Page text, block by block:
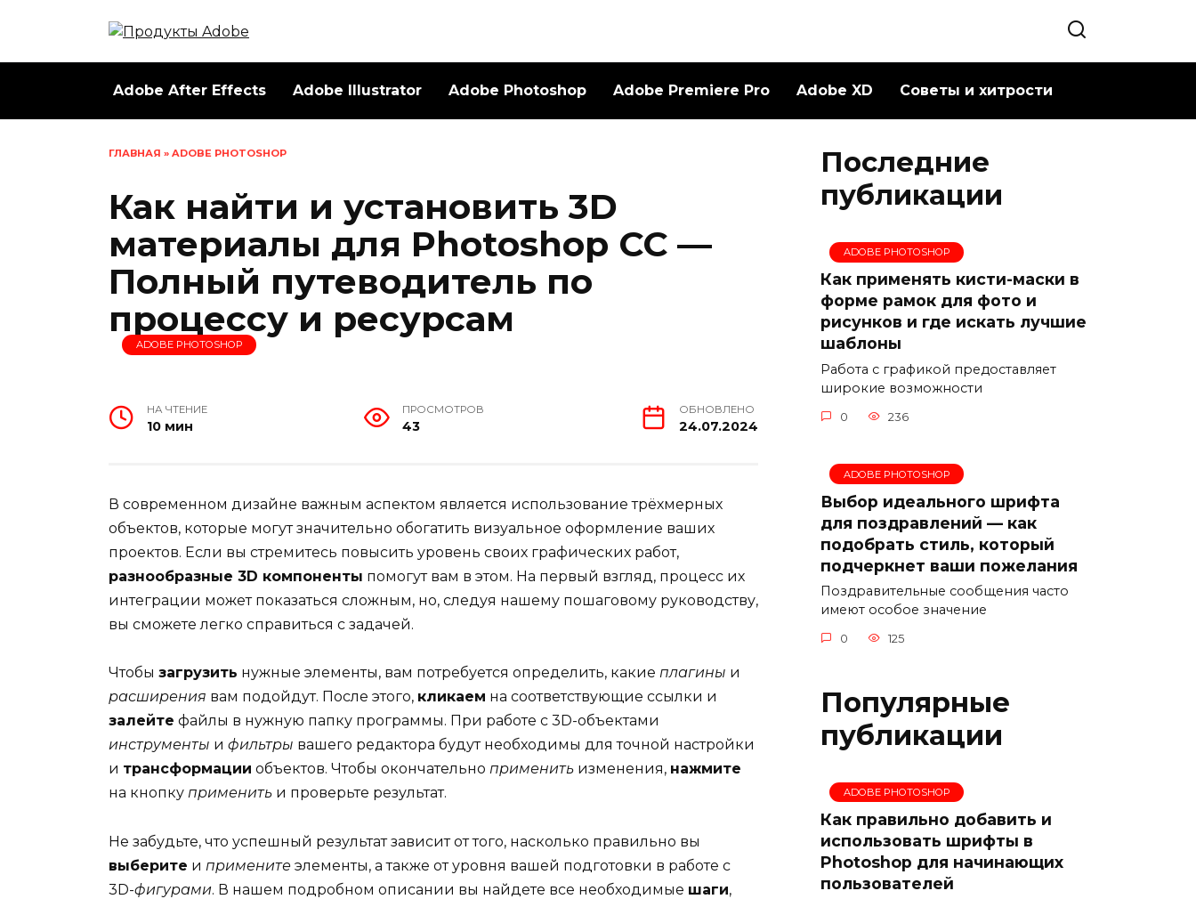
Adobe After Effects Adobe Illustrator Adobe Photoshop Adobe Premiere Pro Adobe XD Советы и хитрости
ГЛАВНАЯ » ADOBE PHOTOSHOP
Как найти и установить 3D
материалы для Photoshop CC —
Полный путеводитель по
процессу и ресурсам
ADOBE PHOTOSHOP
НА ЧТЕНИЕ
10 мин
ПРОСМОТРОВ
43
ОБНОВЛЕНО
24.07.2024
В современном дизайне важным аспектом является использование трёхмерных
объектов, которые могут значительно обогатить визуальное оформление ваших
проектов. Если вы стремитесь повысить уровень своих графических работ,
разнообразные 3D компоненты помогут вам в этом. На первый взгляд, процесс их
интеграции может показаться сложным, но, следуя нашему пошаговому руководству,
вы сможете легко справиться с задачей.
Чтобы загрузить нужные элементы, вам потребуется определить, какие плагины и
расширения вам подойдут. После этого, кликаем на соответствующие ссылки и
залейте файлы в нужную папку программы. При работе с 3D-объектами
инструменты и фильтры вашего редактора будут необходимы для точной настройки
и трансформации объектов. Чтобы окончательно применить изменения, нажмите
на кнопку применить и проверьте результат.
Не забудьте, что успешный результат зависит от того, насколько правильно вы
выберите и примените элементы, а также от уровня вашей подготовки в работе с
3D-фигурами. В нашем подробном описании вы найдете все необходимые шаги,
Последние
публикации
ADOBE PHOTOSHOP
Как применять кисти-маски в
форме рамок для фото и
рисунков и где искать лучшие
шаблоны
Работа с графикой предоставляет
широкие возможности
0 236
ADOBE PHOTOSHOP
Выбор идеального шрифта
для поздравлений — как
подобрать стиль, который
подчеркнет ваши пожелания
Поздравительные сообщения часто
имеют особое значение
0 125
Популярные
публикации
ADOBE PHOTOSHOP
Как правильно добавить и
использовать шрифты в
Photoshop для начинающих
пользователей